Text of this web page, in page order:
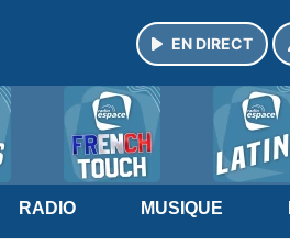
EN DIRECT
RADIO MUSIQUE